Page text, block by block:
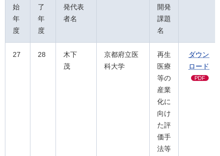
始
年
度
了
年
度
発代表
者名
開発
課題
名
27 28
木下
茂
京都府立医
科大学
再生
医療
等の
産業
化に
向け
た評
価手
法等
ダウン
ロード
PDF